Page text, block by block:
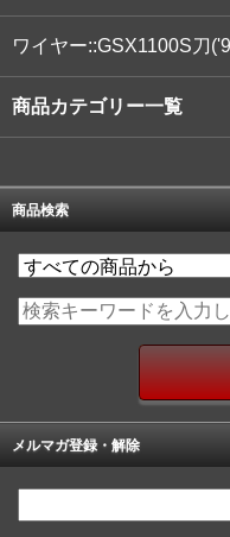
ワイヤー::GSX1100S刀
商品カテゴリー一覧
商品検索
メルマガ登録・解除